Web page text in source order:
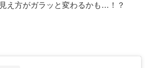
え方がガラッと変わるかも…！？